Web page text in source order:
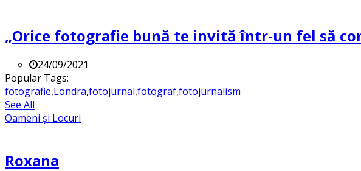
„Orice fotografie bună te invită într-un fel să
24/09/2021
Popular Tags:
fotografie,Londra,fotojurnal,fotograf,fotojurnalism
See All
Oameni și Locuri
Roxana